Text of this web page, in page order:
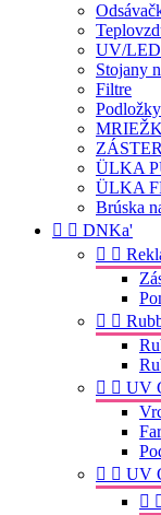
UV/
Stojany
Filtre
ÜLKA
ÜLKA
Brúska
  DNKa'
 
 
  UV
  UV
